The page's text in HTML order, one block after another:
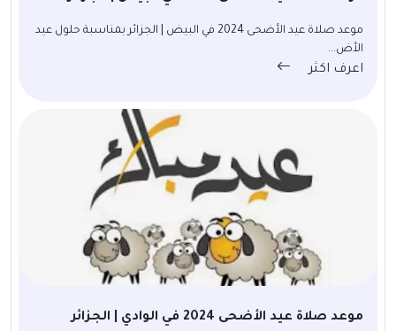
موعد صلاة عيد الأضحى 2024 في البيض | الجزائر بمناسبة حلول عيد
الأض...
اعرف اكثر
موعد صلاة عيد الأضحى 2024 في الوادي | الجزائر